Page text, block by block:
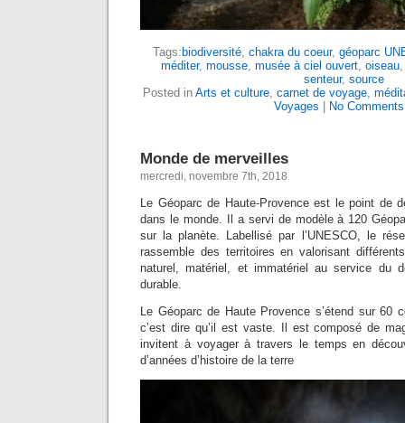
Tags: biodiversité, chakra du coeur, géoparc
méditer, mousse, musée à ciel ouvert, oiseau
senteur, source
Posted in Arts et culture, carnet de voyage,
Voyages
No
Monde de merveilles
mercredi, novembre 7th, 2018
Le Géoparc de Haute-Provence est le point de
dans le monde. Il a servi de modèle à 120
sur la planète. Labellisé par l’UNESCO, le
rassemble des territoires en valorisant
naturel, matériel, et immatériel au service du
durable.
Le Géoparc de Haute Provence s’étend sur 60
c’est dire qu’il est vaste. Il est composé de
invitent à voyager à travers le temps en
d’années d’histoire de la terre